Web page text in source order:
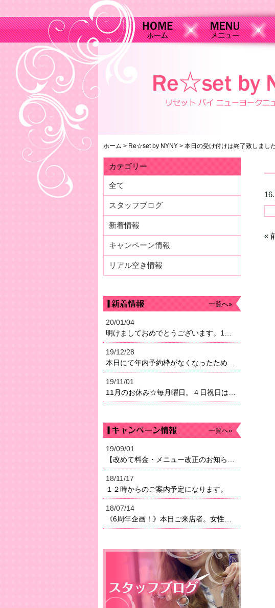
ホーム > Re☆set by NYNY > 本日の受け付けは終了致しまし
«
カテゴリー
全て
スタッフブログ
新着情報
キャンペーン情報
リアル空き情報
一覧へ»
20/01/04
19/12/28
19/11/01
一覧へ»
19/09/01
18/11/17
１２時からのご案内予定になります。
18/07/14